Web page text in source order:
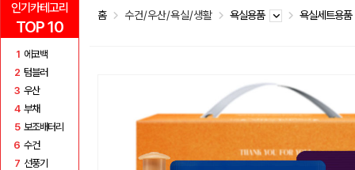
인기카테고리
TOP 10
1 에코백
2 텀블러
3 우산
4 부채
5 보조배터리
6 수건
7 선풍기
홈 수건/우산/욕실/생활 욕실용품 욕실세트용